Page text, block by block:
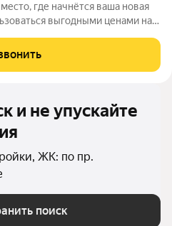
выгодными ценами на
районе города
и
и не упускайте
ЖК: по пр.
поиск